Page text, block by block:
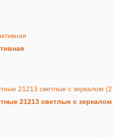
21213 светлые с зеркалом